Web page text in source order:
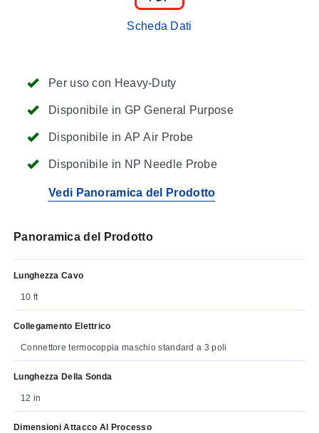
Per uso con Heavy-Duty
Disponibile in GP General Purpose
Disponibile in AP Air Probe
Disponibile in NP Needle Probe
Vedi Panoramica del Prodotto
Scheda Dati
Panoramica del Prodotto
Lunghezza Cavo
10 ft
Collegamento Elettrico
Connettore termocoppia maschio standard a 3 poli
Lunghezza Della Sonda
12 in
Dimensioni Attacco Al Processo